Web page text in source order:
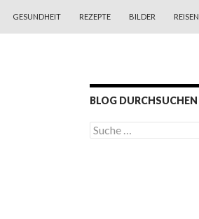
GESUNDHEIT REZEPTE BILDER REISEN
BLOG DURCHSUCHEN
S
u